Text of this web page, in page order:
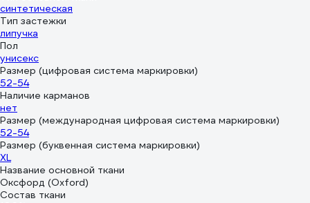
синтетическая
Тип застежки
липучка
Пол
унисекс
Размер (цифровая система маркировки)
52-54
Наличие карманов
нет
Размер (международная цифровая система маркировки)
52-54
Размер (буквенная система маркировки)
XL
Название основной ткани
Оксфорд (Oxford)
Состав ткани